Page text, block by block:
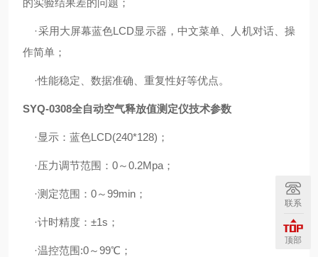
的实验结果差的问题；
·采用大屏幕蓝色LCD显示器，中文菜单、人机对话、操
作简单；
·性能稳定、数据准确、重复性好等优点。
SYQ-0308全自动空气释放值测定仪技术参数
·显示：蓝色LCD(240*128)；
·压力调节范围：0～0.2Mpa；
·测定范围：0～99min；
·计时精度：±1s；
·温控范围:0～99℃；
联系
顶部